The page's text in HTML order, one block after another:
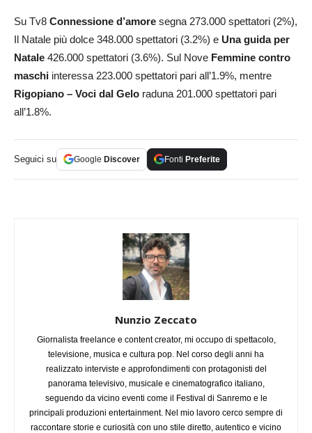
Su Tv8 Connessione d’amore segna 273.000 spettatori (2%),
Il Natale più dolce 348.000 spettatori (3.2%) e Una guida per
Natale 426.000 spettatori (3.6%). Sul Nove Femmine contro
maschi interessa 223.000 spettatori pari all’1.9%, mentre
Rigopiano – Voci dal Gelo raduna 201.000 spettatori pari
all’1.8%.
Seguici su Google Discover Fonti Preferite
Nunzio Zeccato
Giornalista freelance e content creator, mi occupo di spettacolo,
televisione, musica e cultura pop. Nel corso degli anni ha
realizzato interviste e approfondimenti con protagonisti del
panorama televisivo, musicale e cinematografico italiano,
seguendo da vicino eventi come il Festival di Sanremo e le
principali produzioni entertainment. Nel mio lavoro cerco sempre di
raccontare storie e curiosità con uno stile diretto, autentico e vicino